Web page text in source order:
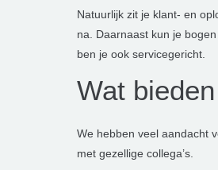
Natuurlijk zit je klant- en
na. Daarnaast kun je
ben je ook servicegericht.
Wat
We hebben veel aandacht
met gezellige collega’s.